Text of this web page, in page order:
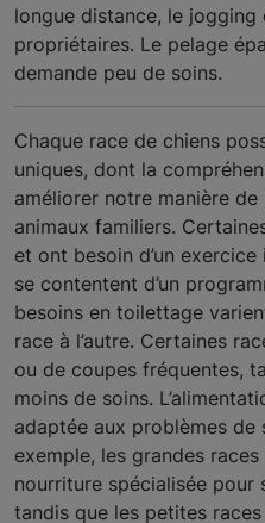
longue distance, le
propriétaires. Le pelage
demande peu de soins.
Chaque race de chiens
uniques, dont la
améliorer notre manière
animaux familiers.
et ont besoin d’un exercice
se contentent d’un
besoins en toilettage
race à l’autre. Certaines
ou de coupes fréquentes,
moins de soins.
adaptée aux problèmes de
exemple, les grandes
nourriture spécialisée pour
tandis que les petites